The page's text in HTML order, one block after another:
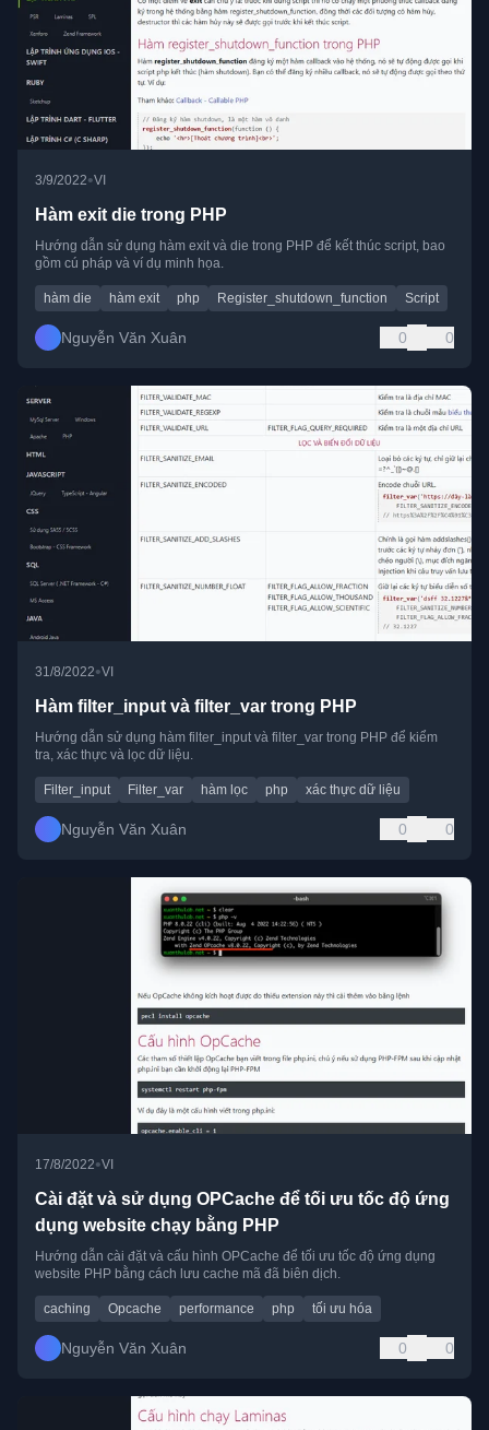
3/9/2022•VI
Hàm exit die trong PHP
Hướng dẫn sử dụng hàm exit và die trong PHP để kết thúc script, bao
gồm cú pháp và ví dụ minh họa.
hàm die hàm exit php Register_shutdown_function Script
Nguyễn Văn Xuân 0 0
31/8/2022•VI
Hàm filter_input và filter_var trong PHP
Hướng dẫn sử dụng hàm filter_input và filter_var trong PHP để kiểm
tra, xác thực và lọc dữ liệu.
Filter_input Filter_var hàm lọc php xác thực dữ liệu
Nguyễn Văn Xuân 0 0
17/8/2022•VI
Cài đặt và sử dụng OPCache để tối ưu tốc độ ứng
dụng website chạy bằng PHP
Hướng dẫn cài đặt và cấu hình OPCache để tối ưu tốc độ ứng dụng
website PHP bằng cách lưu cache mã đã biên dịch.
caching Opcache performance php tối ưu hóa
Nguyễn Văn Xuân 0 0